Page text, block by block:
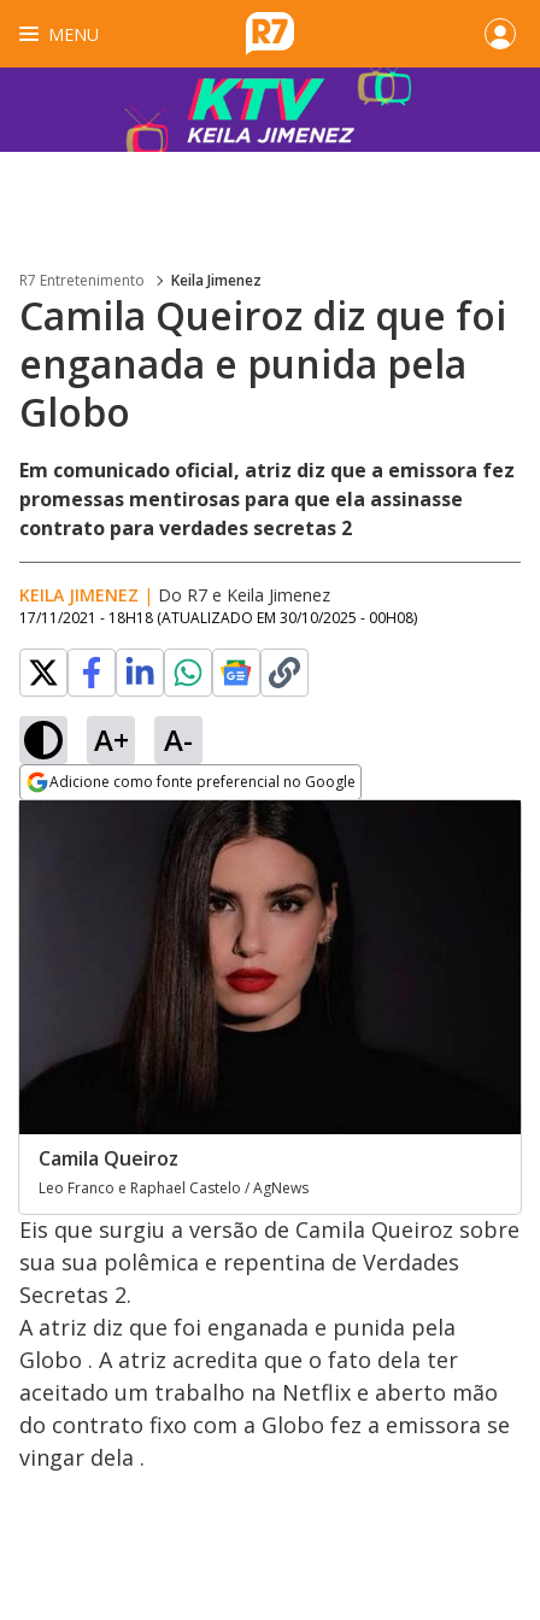
MENU
R7 Entretenimento Keila Jimenez
Camila Queiroz diz que foi
enganada e punida pela
Globo
Em comunicado oficial, atriz diz que a emissora fez
promessas mentirosas para que ela assinasse
contrato para verdades secretas 2
KEILA JIMENEZ | Do R7 e Keila Jimenez
17/11/2021 - 18H18 (ATUALIZADO EM 30/10/2025 - 00H08)
A+ A-
Adicione como fonte preferencial no Google
Opens in new window
Camila Queiroz
Leo Franco e Raphael Castelo / AgNews
Eis que surgiu a versão de Camila Queiroz sobre
sua sua polêmica e repentina de Verdades
Secretas 2.
A atriz diz que foi enganada e punida pela
Globo . A atriz acredita que o fato dela ter
aceitado um trabalho na Netflix e aberto mão
do contrato fixo com a Globo fez a emissora se
vingar dela .